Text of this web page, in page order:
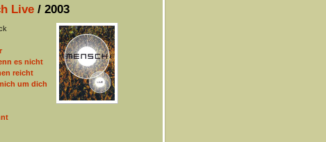
Live/ 2003
es nicht
reicht
um dich